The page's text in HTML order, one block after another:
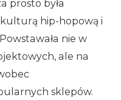
prosto była
hip-hopową i
nie w
ale na
sklepów.